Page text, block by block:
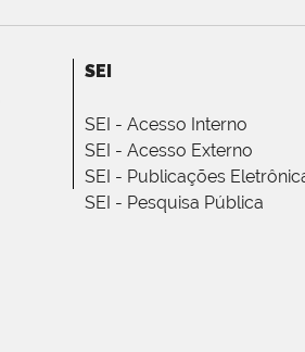
SEI
SEI - Acesso Interno
SEI - Acesso Externo
SEI - Publicações
SEI - Pesquisa Pública